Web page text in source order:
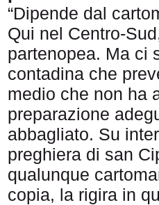
“Dipende dal
Qui nel Centro-
partenopea. Ma ci
contadina che
medio che non ha
preparazione
abbagliato. Su
preghiera di san
qualunque
copia, la rigira in